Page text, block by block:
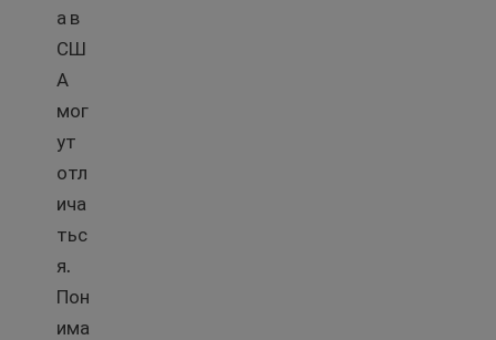
а в
СШ
А
мог
ут
отл
ича
тьс
я.
Пон
има